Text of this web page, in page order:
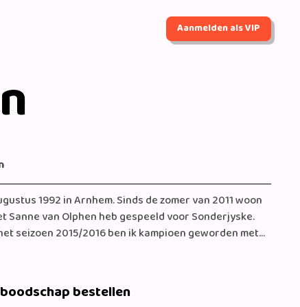
Aanmelden als VIP
1992 in Arnhem. Sinds de zomer van 2011 woon
Sanne van Olphen heb gespeeld voor Sonderjyske.
seizoen 2015/2016 ben ik kampioen geworden met
graag naar Nederland om met het Nederlandse team
dat mijn broer Dario ook met dat nummer speelt?
Jesslynn. Tot snel en groetjes, Estavana
bestellen